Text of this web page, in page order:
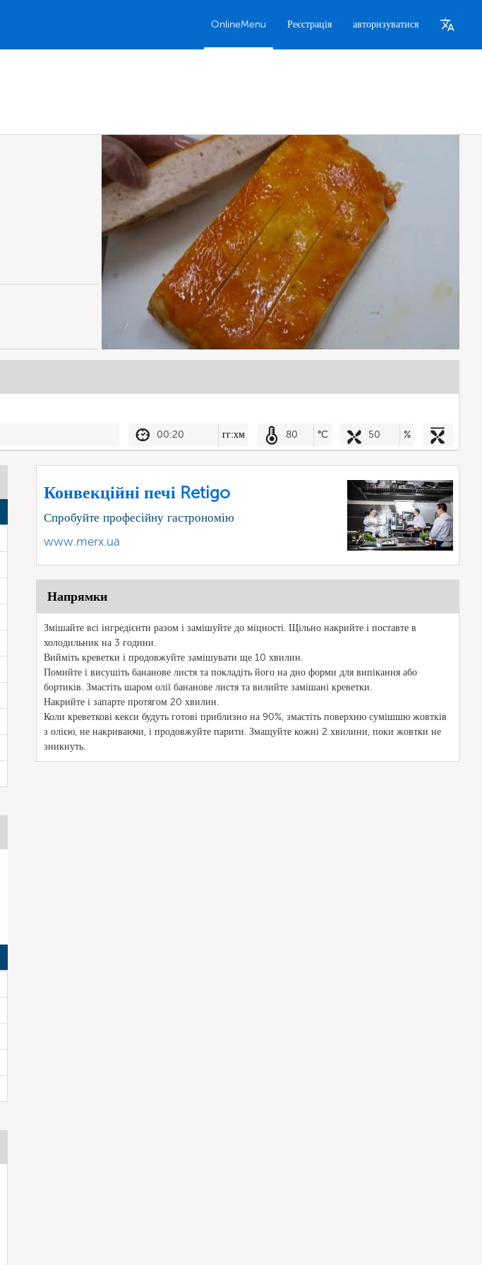
OnlineMenu Реєстрація авторизуватися
00:20 гг:хм 80 °C 50 %
Конвекційні печі Retigo
Спробуйте професійну гастрономію
www.merx.ua
Напрямки
Змішайте всі інгредієнти разом і замішуйте до міцності. Щільно накрийте і поставте в
холодильник на 3 години.
Вийміть креветки і продовжуйте замішувати ще 10 хвилин.
Помийте і висушіть бананове листя та покладіть його на дно форми для випікання або
бортиків. Змастіть шаром олії бананове листя та вилийте замішані креветки.
Накрийте і запарте протягом 20 хвилин.
Коли креветкові кекси будуть готові приблизно на 90%, змастіть поверхню сумішшю жовтків
з олією, не накриваючи, і продовжуйте парити. Змащуйте кожні 2 хвилини, поки жовтки не
зникнуть.